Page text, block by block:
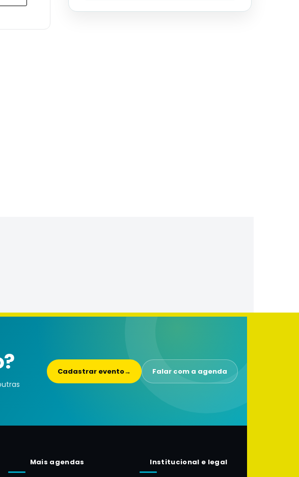
Cadastrar evento→ Falar com a agenda
Mais agendas Institucional e legal